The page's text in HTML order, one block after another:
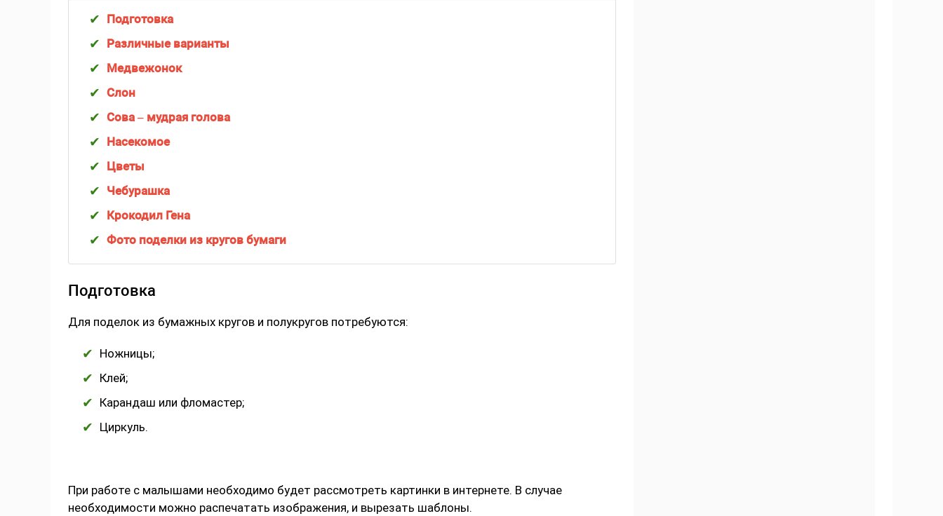
Подготовка
Различные варианты
Медвежонок
Слон
Сова – мудрая голова
Насекомое
Цветы
Чебурашка
Крокодил Гена
Фото поделки из кругов бумаги
Подготовка
Для поделок из бумажных кругов и полукругов потребуются:
Ножницы;
Клей;
Карандаш или фломастер;
Циркуль.
При работе с малышами необходимо будет рассмотреть картинки в интернете. В случае
необходимости можно распечатать изображения, и вырезать шаблоны.